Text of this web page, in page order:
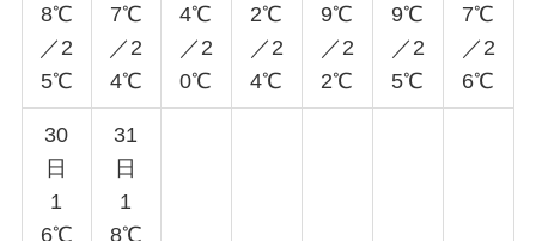
8℃
／2
5℃
7℃
／2
4℃
4℃
／2
0℃
2℃
／2
4℃
9℃
／2
2℃
9℃
／2
5℃
7℃
／2
6℃
30
日
1
6℃
31
日
1
8℃